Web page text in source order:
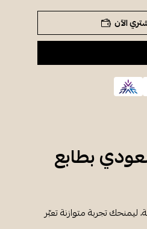
الآن
بطابع
ليمنحك تجربة متوازنة تعبّر